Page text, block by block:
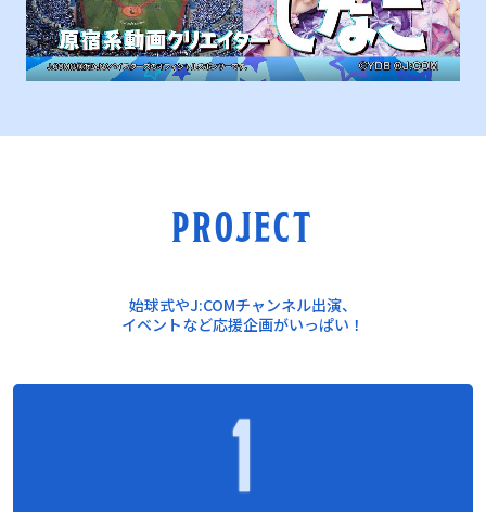
PROJECT
始球式やJ:COMチャンネル出演、
イベントなど応援企画がいっぱい！